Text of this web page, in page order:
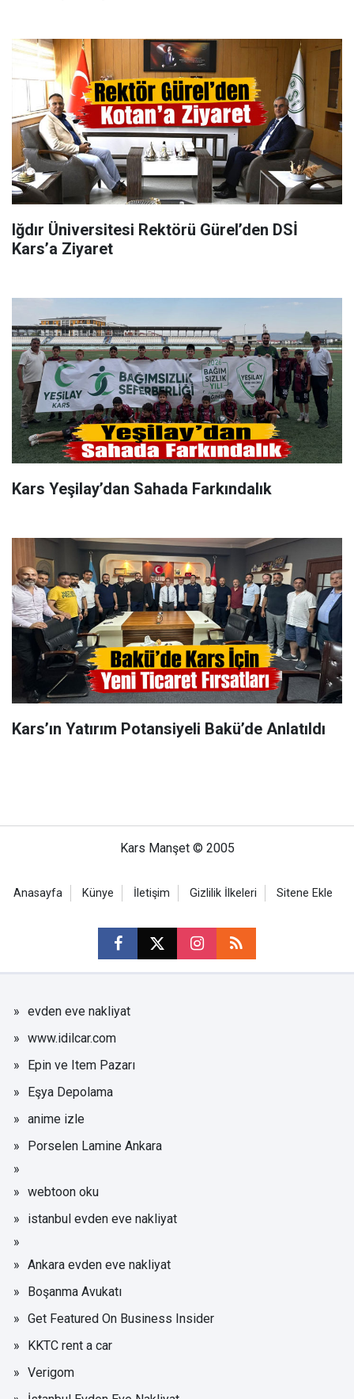
Iğdır Üniversitesi Rektörü Gürel’den DSİ
Kars’a Ziyaret
Kars Yeşilay’dan Sahada Farkındalık
Kars’ın Yatırım Potansiyeli Bakü’de Anlatıldı
Kars Manşet © 2005
Anasayfa Künye İletişim Gizlilik İlkeleri Sitene Ekle
evden eve nakliyat
www.idilcar.com
Epin ve Item Pazarı
Eşya Depolama
anime izle
Porselen Lamine Ankara
webtoon oku
istanbul evden eve nakliyat
Ankara evden eve nakliyat
Boşanma Avukatı
Get Featured On Business Insider
KKTC rent a car
Verigom